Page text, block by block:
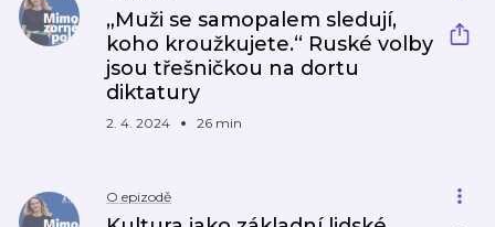
„Muži se samopalem sledují,
koho kroužkujete.“ Ruské volby
jsou třešničkou na dortu
diktatury
2. 4. 2024 26 min
O epizodě